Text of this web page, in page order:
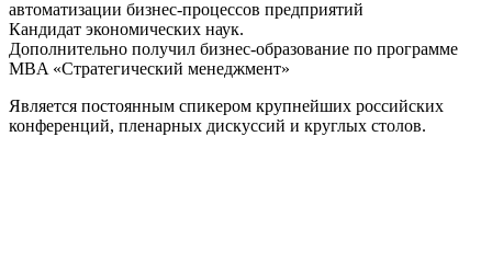
автоматизации бизнес-процессов предприятий
Кандидат экономических наук.
Дополнительно получил бизнес-образование по программе
MBA «Стратегический менеджмент»
Является постоянным спикером крупнейших российских
конференций, пленарных дискуссий и круглых столов.